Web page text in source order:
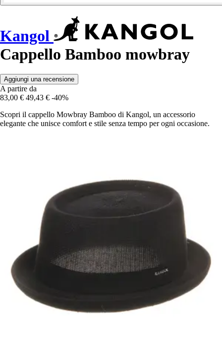
Kangol
Cappello Bamboo mowbray
Aggiungi una recensione
A partire da
83,00 € 49,43 € -40%
Scopri il cappello Mowbray Bamboo di Kangol, un accessorio
elegante che unisce comfort e stile senza tempo per ogni occasione.